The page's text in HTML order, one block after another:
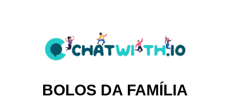
BOLOS DA FAMÍLIA